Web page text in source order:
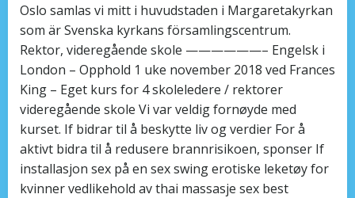
Oslo samlas vi mitt i huvudstaden i Margaretakyrkan
som är Svenska kyrkans församlingscentrum.
Rektor, videregående skole ——————– Engelsk i
London – Opphold 1 uke november 2018 ved Frances
King – Eget kurs for 4 skoleledere / rektorer
videregående skole Vi var veldig fornøyde med
kurset. If bidrar til å beskytte liv og verdier For å
aktivt bidra til å redusere brannrisikoen, sponser If
installasjon sex på en sex swing erotiske leketøy for
kvinner vedlikehold av thai massasje sex best